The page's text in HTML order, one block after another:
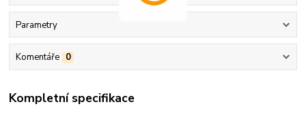
Parametry
Komentáře 0
Kompletní specifikace